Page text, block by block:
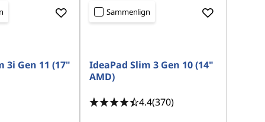
3i Gen 11 (17"
Sammenlign
IdeaPad Slim 3 Gen 10 (14"
AMD)
4.4(370)